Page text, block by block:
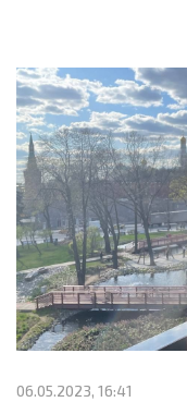
06.05.2023, 16:41